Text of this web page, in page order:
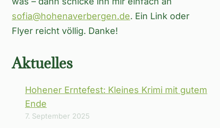
sofia@hohenaverbergen.de. Ein Link oder
Flyer reicht völlig. Danke!
Aktuelles
Hohener Erntefest: Kleines Krimi mit gutem
Ende
7. September 2025